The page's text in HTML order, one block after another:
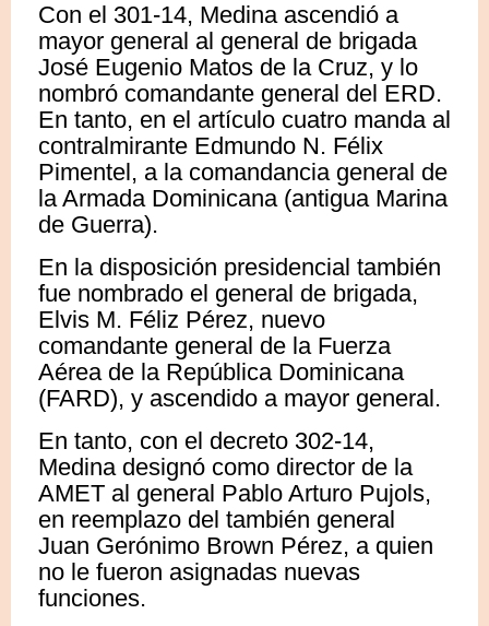
Con el 301-14, Medina ascendió a
mayor general al general de brigada
José Eugenio Matos de la Cruz, y lo
nombró comandante general del ERD.
En tanto, en el artículo cuatro manda al
contralmirante Edmundo N. Félix
Pimentel, a la comandancia general de
la Armada Dominicana (antigua Marina
de Guerra).
En la disposición presidencial también
fue nombrado el general de brigada,
Elvis M. Féliz Pérez, nuevo
comandante general de la Fuerza
Aérea de la República Dominicana
(FARD), y ascendido a mayor general.
En tanto, con el decreto 302-14,
Medina designó como director de la
AMET al general Pablo Arturo Pujols,
en reemplazo del también general
Juan Gerónimo Brown Pérez, a quien
no le fueron asignadas nuevas
funciones.